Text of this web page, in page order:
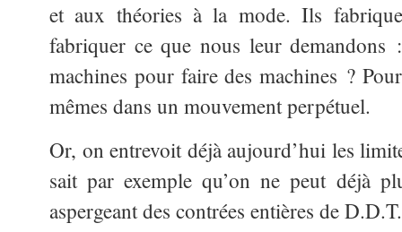
et aux théories à la mode. Ils
fabriquer ce que nous leur demandons
machines pour faire des machines ?
mêmes dans un mouvement perpétuel.
Or, on entrevoit déjà aujourd’hui les
sait par exemple qu’on ne peut déjà
aspergeant des contrées entières de D.D.T.